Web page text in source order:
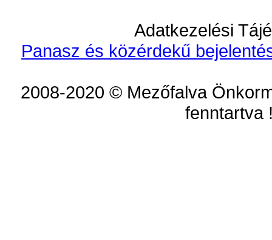
Adatkezelési
Panasz és közérdekű
2008-2020 © Mezőfalva
fenntartva